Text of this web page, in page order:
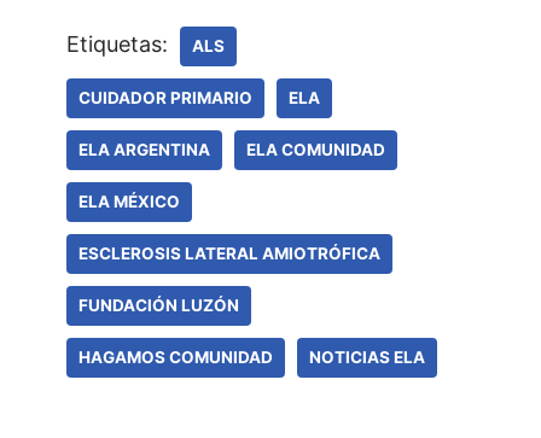
Etiquetas: ALS
CUIDADOR PRIMARIO ELA
ELA ARGENTINA ELA COMUNIDAD
ELA MÉXICO
ESCLEROSIS LATERAL AMIOTRÓFICA
FUNDACIÓN LUZÓN
HAGAMOS COMUNIDAD NOTICIAS ELA